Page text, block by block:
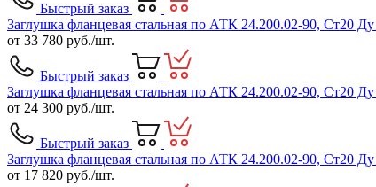
Быстрый заказ
Заглушка фланцевая стальная по АТК 24.200.02-90, Ст20
от 33 780 руб./шт.
Быстрый заказ
Заглушка фланцевая стальная по АТК 24.200.02-90, Ст20
от 24 300 руб./шт.
Быстрый заказ
Заглушка фланцевая стальная по АТК 24.200.02-90, Ст20
от 17 820 руб./шт.